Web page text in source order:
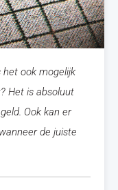
het ook mogelijk
Het is absoluut
Ook kan er
de juiste